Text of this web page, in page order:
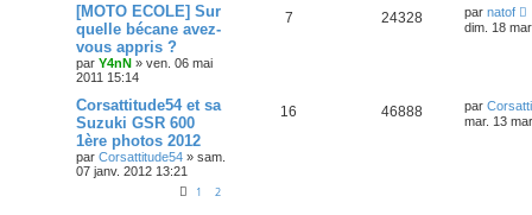
[MOTO ECOLE] Sur
quelle bécane avez-
vous appris ?
par Y4nN » ven. 06 mai
2011 15:14
7 24328 par natof
dim. 18
Corsattitude54 et sa
Suzuki GSR 600
1ère photos 2012
par Corsattitude54 » sam.
07 janv. 2012 13:21
1 2
16 46888 par
mar. 13